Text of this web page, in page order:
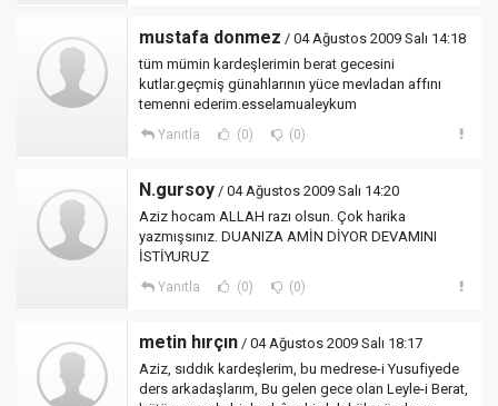
mustafa donmez / 04 Ağustos 2009 Salı 14:18
tüm mümin kardeşlerimin berat gecesini
kutlar.geçmiş günahlarının yüce mevladan affını
temenni ederim.esselamualeykum
Yanıtla (0) (0)
N.gursoy / 04 Ağustos 2009 Salı 14:20
Aziz hocam ALLAH razı olsun. Çok harika
yazmışsınız. DUANIZA AMİN DİYOR DEVAMINI
İSTİYURUZ
Yanıtla (0) (0)
metin hırçın / 04 Ağustos 2009 Salı 18:17
Aziz, sıddık kardeşlerim, bu medrese-i Yusufiyede
ders arkadaşlarım, Bu gelen gece olan Leyle-i Berat,